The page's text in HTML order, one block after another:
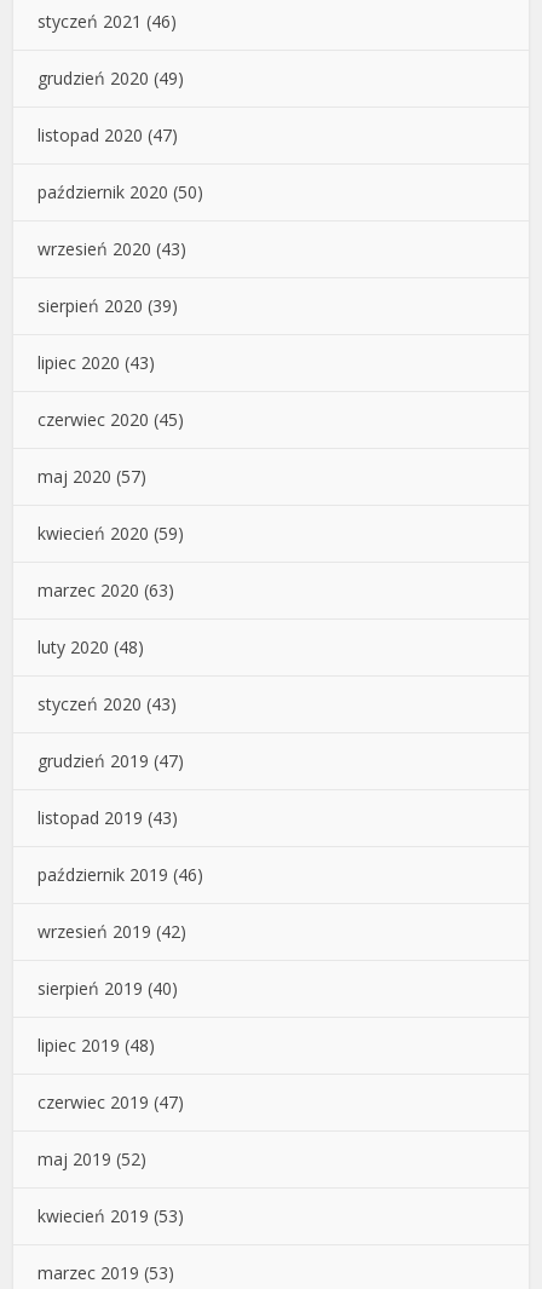
styczeń 2021 (46)
grudzień 2020 (49)
listopad 2020 (47)
październik 2020 (50)
wrzesień 2020 (43)
sierpień 2020 (39)
lipiec 2020 (43)
czerwiec 2020 (45)
maj 2020 (57)
kwiecień 2020 (59)
marzec 2020 (63)
luty 2020 (48)
styczeń 2020 (43)
grudzień 2019 (47)
listopad 2019 (43)
październik 2019 (46)
wrzesień 2019 (42)
sierpień 2019 (40)
lipiec 2019 (48)
czerwiec 2019 (47)
maj 2019 (52)
kwiecień 2019 (53)
marzec 2019 (53)